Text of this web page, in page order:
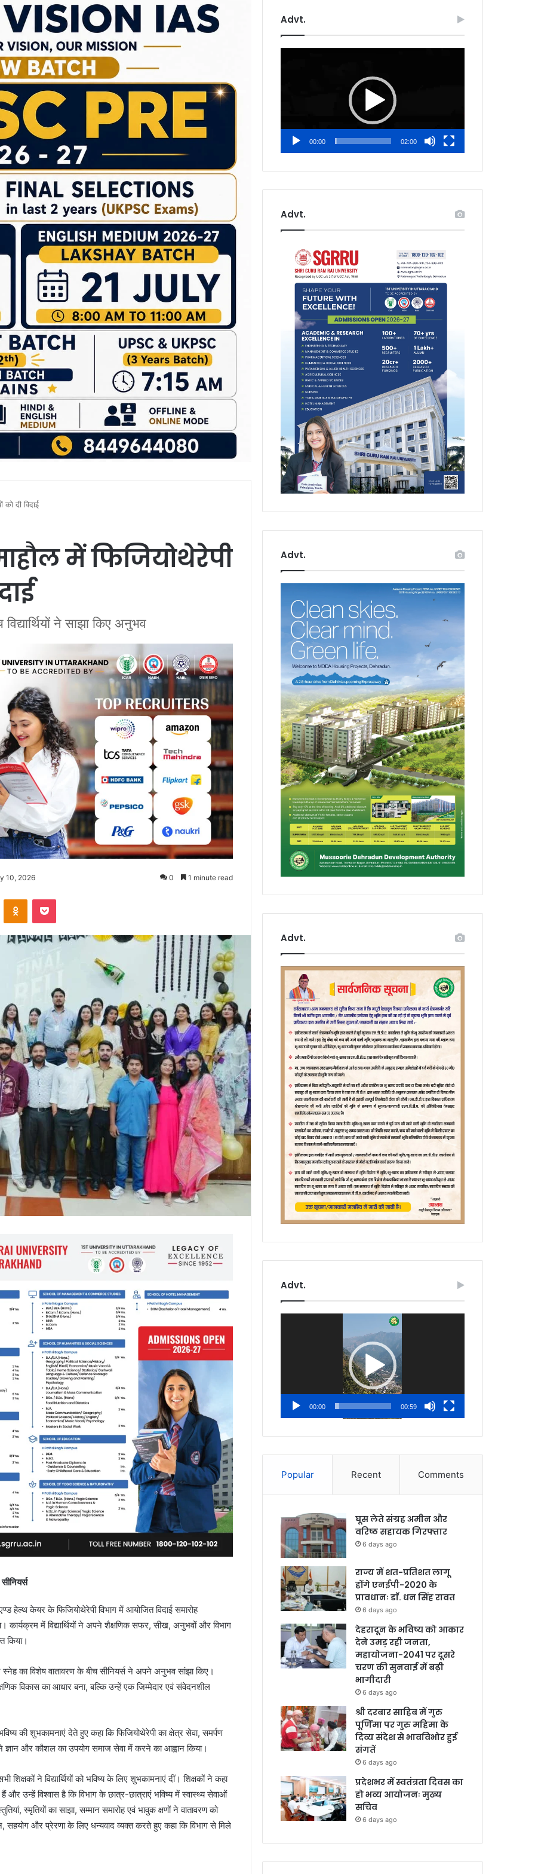
को दी विदाई
में फिजियोथेरेपी
ने साझा किए अनुभव
10, 2026 0 1 minute read
हेल्थ केयर के फिजियोथेरेपी विभाग में आयोजित विदाई समारोह
कार्यक्रम में विद्यार्थियों ने अपने शैक्षणिक सफर, सीख, अनुभवों और विभाग
किया।
स्नेह का विशेष वातावरण के बीच सीनियर्स ने अपने अनुभव सांझा किए।
विकास का आधार बना, बल्कि उन्हें एक जिम्मेदार एवं संवेदनशील
की शुभकामनाएं देते हुए कहा कि फिजियोथेरेपी का क्षेत्र सेवा, समर्पण
ज्ञान और कौशल का उपयोग समाज सेवा में करने का आह्वान किया।
शिक्षकों ने विद्यार्थियों को भविष्य के लिए शुभकामनाएं दीं। शिक्षकों ने कहा
हैं और उन्हें विश्वास है कि विभाग के छात्र-छात्राएं भविष्य में स्वास्थ्य सेवाओं
स्मृतियों का साझा, सम्मान समारोह एवं भावुक क्षणों ने वातावरण को
सहयोग और प्रेरणा के लिए धन्यवाद व्यक्त करते हुए कहा कि विभाग से मिले
Advt.
00:00 02:00
Advt.
Advt.
Advt.
Advt.
00:00 00:59
Popular Recent Comments
घूस लेते संग्रह अमीन और
वरिष्ठ सहायक गिरफ्तार
6 days ago
राज्य में शत-प्रतिशत लागू
होंगे एनईपी-2020 के
प्रावधानः डाॅ. धन सिंह रावत
6 days ago
देहरादून के भविष्य को आकार
देने उमड़ रही जनता,
महायोजना-2041 पर दूसरे
चरण की सुनवाई में बढ़ी
भागीदारी
6 days ago
श्री दरबार साहिब में गुरु
पूर्णिमा पर गुरु महिमा के
दिव्य संदेश से भावविभोर हुई
संगतें
6 days ago
प्रदेशभर में स्वतंत्रता दिवस का
हो भव्य आयोजनः मुख्य
सचिव
6 days ago